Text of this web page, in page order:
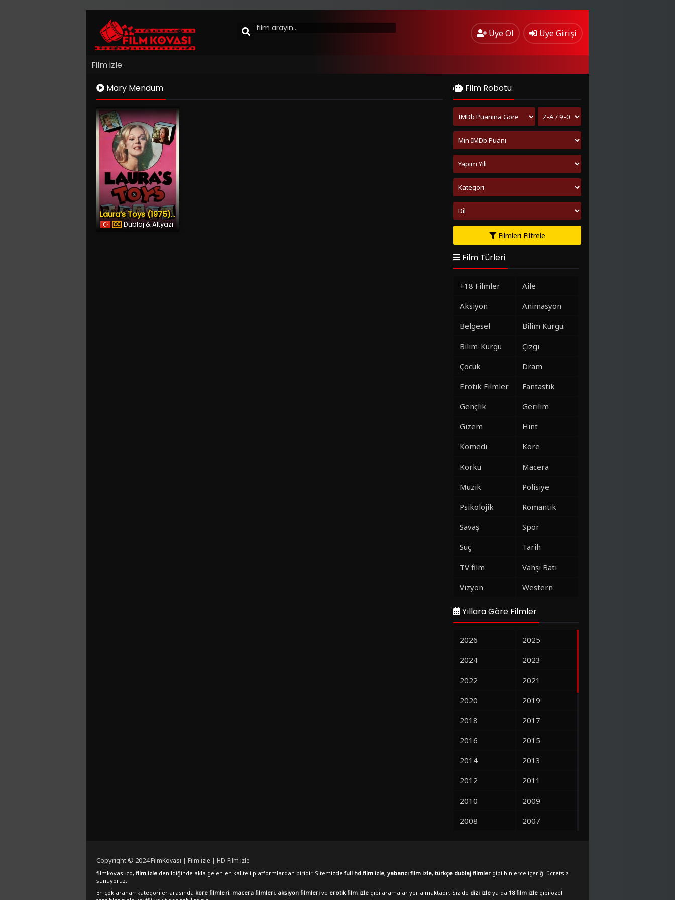
Üye Ol Üye Girişi
Film izle
Mary Mendum
Laura’s Toys (1975) İzle
Dublaj & Altyazı
Film Robotu
Filmleri Filtrele
Film Türleri
+18 Filmler
Aile
Aksiyon
Animasyon
Belgesel
Bilim Kurgu
Bilim-Kurgu
Çizgi
Çocuk
Dram
Erotik Filmler
Fantastik
Gençlik
Gerilim
Gizem
Hint
Komedi
Kore
Korku
Macera
Müzik
Polisiye
Psikolojik
Romantik
Savaş
Spor
Suç
Tarih
TV film
Vahşi Batı
Vizyon
Western
Yıllara Göre Filmler
2026
2025
2024
2023
2022
2021
2020
2019
2018
2017
2016
2015
2014
2013
2012
2011
2010
2009
2008
2007
Copyright © 2024FilmKovası | Film izle | HD Film izle
filmkovasi.co, film izle denildiğinde akla gelen en kaliteli platformlardan biridir. Sitemizde full hd film izle, yabancı film izle, türkçe dublaj filmler gibi binlerce içeriği ücretsiz
sunuyoruz.
En çok aranan kategoriler arasında kore filmleri, macera filmleri, aksiyon filmleri ve erotik film izle gibi aramalar yer almaktadır. Siz de dizi izle ya da 18 film izle gibi özel